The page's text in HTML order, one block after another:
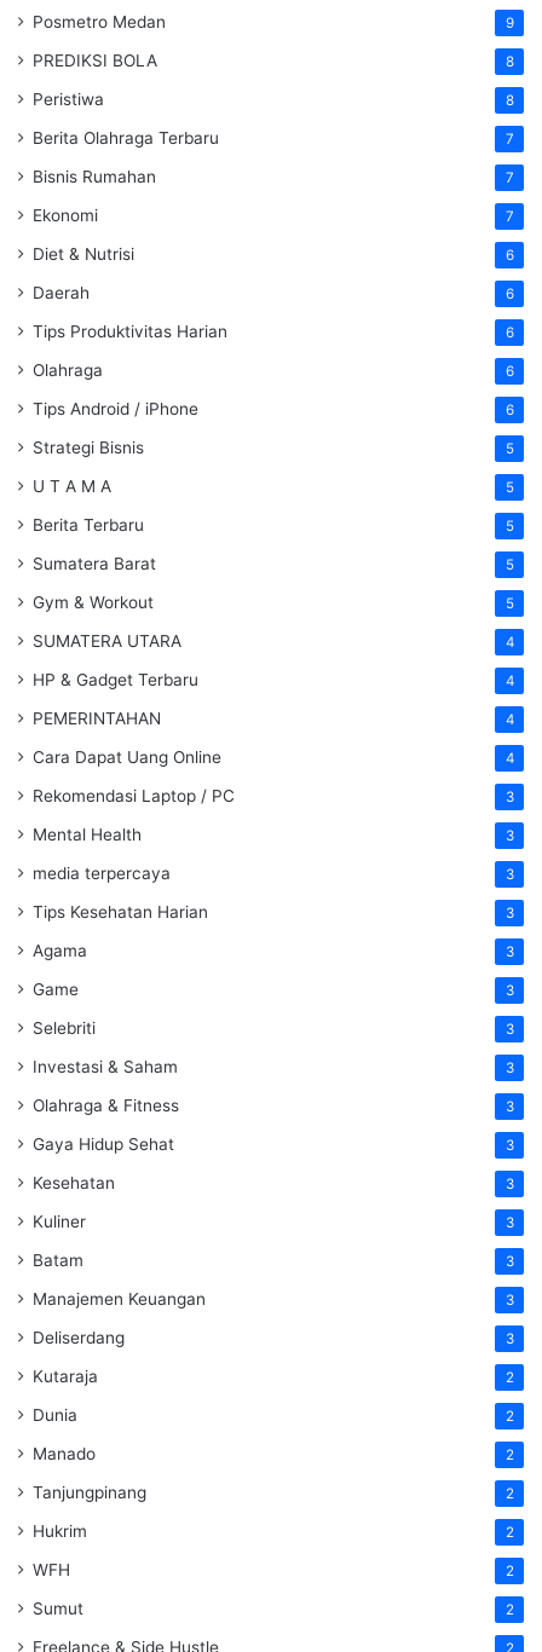
Posmetro Medan 9
PREDIKSI BOLA 8
Peristiwa 8
Berita Olahraga Terbaru 7
Bisnis Rumahan 7
Ekonomi 7
Diet & Nutrisi 6
Daerah 6
Tips Produktivitas Harian 6
Olahraga 6
Tips Android / iPhone 6
Strategi Bisnis 5
U T A M A 5
Berita Terbaru 5
Sumatera Barat 5
Gym & Workout 5
SUMATERA UTARA 4
HP & Gadget Terbaru 4
PEMERINTAHAN 4
Cara Dapat Uang Online 4
Rekomendasi Laptop / PC 3
Mental Health 3
media terpercaya 3
Tips Kesehatan Harian 3
Agama 3
Game 3
Selebriti 3
Investasi & Saham 3
Olahraga & Fitness 3
Gaya Hidup Sehat 3
Kesehatan 3
Kuliner 3
Batam 3
Manajemen Keuangan 3
Deliserdang 3
Kutaraja 2
Dunia 2
Manado 2
Tanjungpinang 2
Hukrim 2
WFH 2
Sumut 2
Freelance & Side Hustle 2